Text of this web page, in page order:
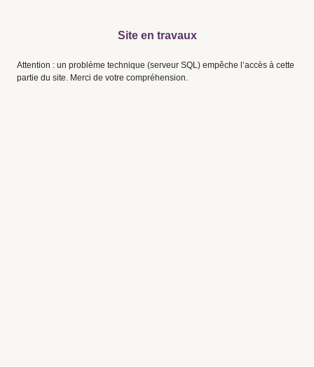
Site en travaux
Attention : un problème technique (serveur SQL) empêche l’accès à cette
partie du site. Merci de votre compréhension.